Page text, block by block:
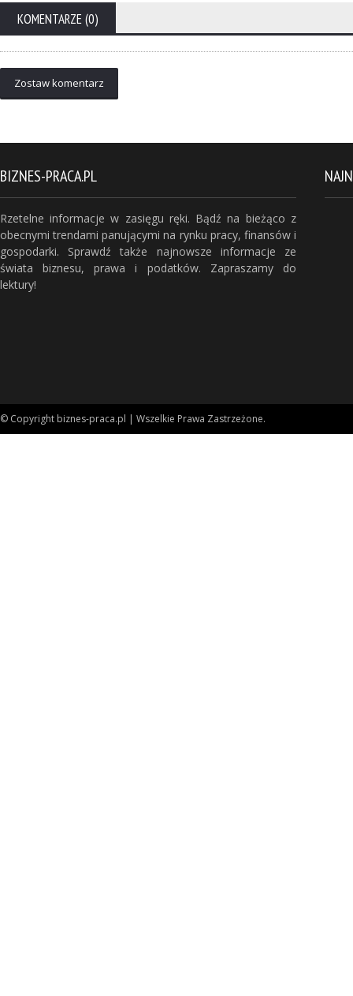
KOMENTARZE (0)
Zostaw komentarz
BIZNES-PRACA.PL
Rzetelne informacje w zasięgu ręki. Bądź na bieżąco z
obecnymi trendami panującymi na rynku pracy, finansów i
gospodarki. Sprawdź także najnowsze informacje ze
świata biznesu, prawa i podatków. Zapraszamy do
lektury!
© Copyright biznes-praca.pl | Wszelkie Prawa Zastrzeżone.